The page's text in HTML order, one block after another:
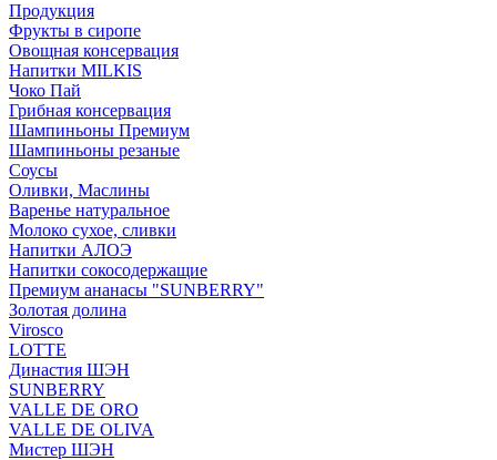
Продукция
Фрукты в сиропе
Овощная консервация
Напитки MILKIS
Чоко Пай
Грибная консервация
Шампиньоны Премиум
Шампиньоны резаные
Соусы
Оливки, Маслины
Варенье натуральное
Молоко сухое, сливки
Напитки АЛОЭ
Напитки сокосодержащие
Премиум ананасы "SUNBERRY"
Золотая долина
Virosco
LOTTE
Династия ШЭН
SUNBERRY
VALLE DE ORO
VALLE DE OLIVA
Мистер ШЭН